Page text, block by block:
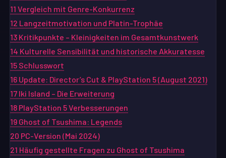
11 Vergleich mit Genre-Konkurrenz
12 Langzeitmotivation und Platin-Trophäe
13 Kritikpunkte – Kleinigkeiten im Gesamtkunstwerk
14 Kulturelle Sensibilität und historische Akkuratesse
15 Schlusswort
16 Update: Director’s Cut & PlayStation 5 (August 2021)
17 Iki Island – Die Erweiterung
18 PlayStation 5 Verbesserungen
19 Ghost of Tsushima: Legends
20 PC-Version (Mai 2024)
21 Häufig gestellte Fragen zu Ghost of Tsushima